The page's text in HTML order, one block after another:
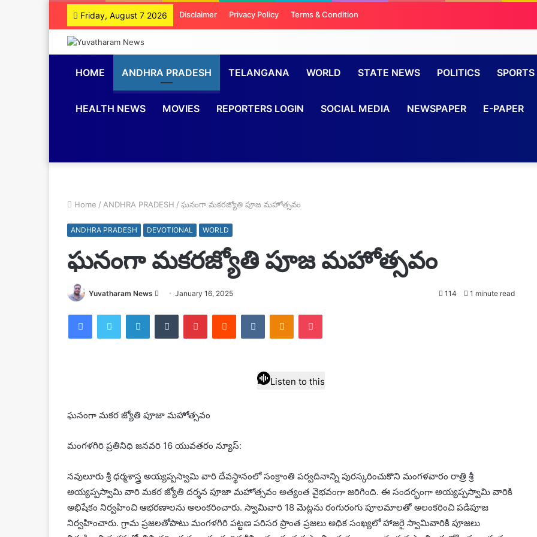
Friday, August 7 2026 Disclaimer Privacy Policy Terms & Condition
HOME ANDHRA PRADESH TELANGANA WORLD STATE NEWS POLITICS
HEALTH NEWS MOVIES REPORTERS LOGIN SOCIAL MEDIA NEWSPAPER E-PAPER
Home / ANDHRA PRADESH / ఘనంగా మకరజ్యోతి పూజ మహోత్సవం
ANDHRA PRADESH DEVOTIONAL WORLD
ఘనంగా మకరజ్యోతి పూజ మహోత్సవం
Yuvatharam News
Send
email
January 16, 2025 114 1 minute read
FacebookTwitter LinkedInTumblr PinterestReddit VKontakteOdnoklassniki
Pocket
Listen to this
ఘనంగా మకర జ్యోతి పూజా మహోత్సవం
మంగళగిరి ప్రతినిధి జనవరి 16 యువతరం న్యూస్:
నవులూరు శ్రీ ధర్మశాస్త్ర అయ్యప్పస్వామి వారి దేవస్థానంలో సంక్రాంతి పర్వదినాన్ని పురస్కరించుకొని మంగళవారం రాత్రి శ్రీ
అయ్యప్పస్వామి వారి మకర జ్యోతి దర్శన పూజా మహోత్సవం అత్యంత వైభవంగా జరిగింది. ఈ సందర్భంగా అయ్యప్పస్వామి వారికి
అభిషేకం నిర్వహించి ఆభరణాలను అలంకరించారు. స్వామివారి 18 మెట్లను రంగురంగు పూలమాలతో అలంకరించి పడిపూజ
నిర్వహించారు. గ్రామ ప్రజలతోపాటు మంగళగిరి పట్టణ పరిసర ప్రాంత ప్రజలు అధిక సంఖ్యలో హాజరై స్వామివారికి పూజలు